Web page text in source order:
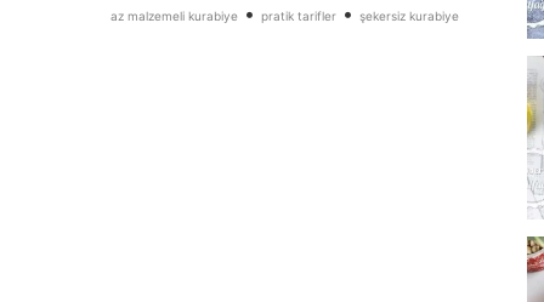
az malzemeli kurabiye• pratik tarifler• şekersiz kurabiye